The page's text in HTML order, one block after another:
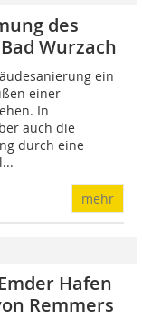
des
Wurzach
ein
einer
In
auch die
durch eine
mehr
Hafen
Remmers